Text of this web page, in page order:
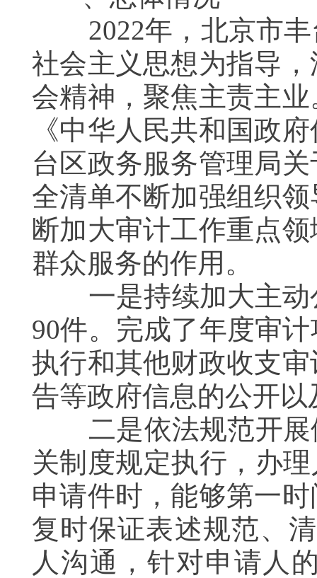
2022年，北京市丰
社会主义思想为指导
会精神，聚焦主责主
《中华人民共和国政
台区政务服务管理局
全清单不断加强组织
断加大审计工作重点
群众服务的作用。
一是持续加大主动
90件。完成了年度审
执行和其他财政收支
告等政府信息的公开
二是依法规范开展
关制度规定执行，办
申请件时，能够第一
复时保证表述规范、
人沟通，针对申请人